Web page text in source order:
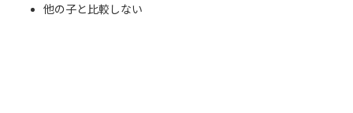
他の子と比較しない